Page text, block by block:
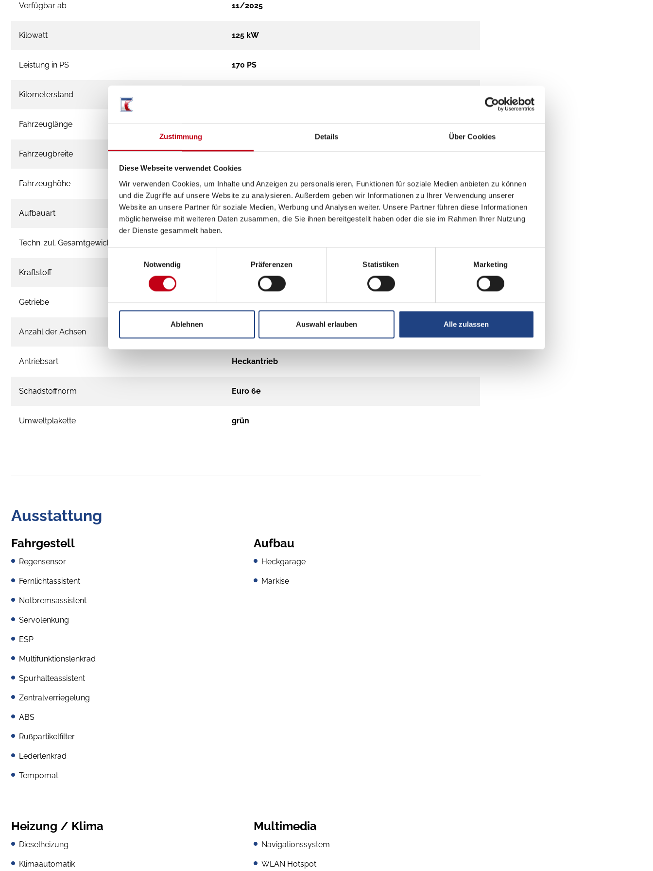
Zustimmung Details Über Cookies
Diese Webseite verwendet Cookies
Wir verwenden Cookies, um Inhalte und Anzeigen zu personalisieren, Funktionen für soziale Medien anbieten zu können
und die Zugriffe auf unsere Website zu analysieren. Außerdem geben wir Informationen zu Ihrer Verwendung unserer
Website an unsere Partner für soziale Medien, Werbung und Analysen weiter. Unsere Partner führen diese Informationen
möglicherweise mit weiteren Daten zusammen, die Sie ihnen bereitgestellt haben oder die sie im Rahmen Ihrer Nutzung
der Dienste gesammelt haben.
Notwendig
Präferenzen Statistiken Marketing
Ablehnen Auswahl erlauben Alle zulassen
Verfügbar ab 11/2025
Kilowatt 125 kW
Leistung in PS 170 PS
Kilometerstand
Fahrzeuglänge 593 cm
Fahrzeugbreite 206 cm
Fahrzeughöhe 276 cm
Aufbauart Campervan
Techn. zul. Gesamtgewicht
Kraftstoff
Getriebe Automatik
Anzahl der Achsen
Antriebsart Heckantrieb
Schadstoffnorm Euro 6e
Umweltplakette grün
Ausstattung
Fahrgestell
Regensensor
Fernlichtassistent
Notbremsassistent
Servolenkung
ESP
Multifunktionslenkrad
Spurhalteassistent
Zentralverriegelung
ABS
Rußpartikelfilter
Lederlenkrad
Tempomat
Aufbau
Heckgarage
Markise
Heizung / Klima
Dieselheizung
Klimaautomatik
Multimedia
Navigationssystem
WLAN Hotspot